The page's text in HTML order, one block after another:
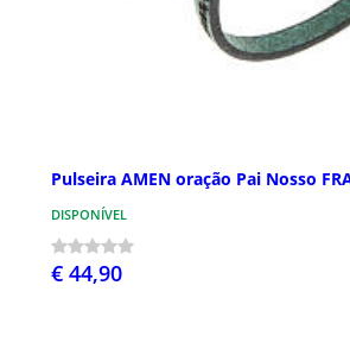
Pulseira AMEN oração Pai Nosso
DISPONÍVEL
€ 44,90